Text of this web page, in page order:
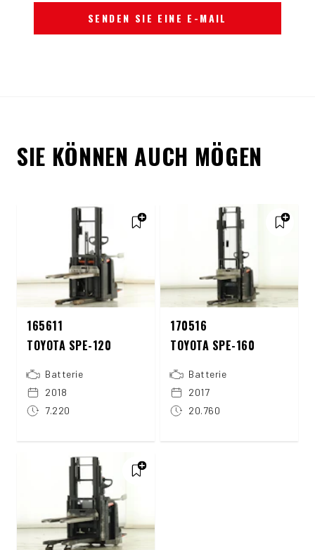
SENDEN SIE EINE E-MAIL
SIE KÖNNEN AUCH MÖGEN
165611
TOYOTA SPE-120
Batterie
2018
7.220
170516
TOYOTA SPE-160
Batterie
2017
20.760